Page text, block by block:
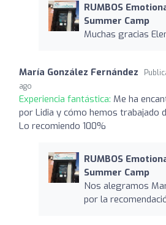
RUMBOS
Summer Camp
Muchas gracias
María González Fernández
ago
Experiencia fantástica: Me ha
por Lidia y cómo hemos trabajado
Lo recomiendo 100%
RUMBOS
Summer Camp
Nos alegramos
por la